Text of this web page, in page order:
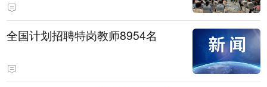
全国计划招聘特岗教师8954名